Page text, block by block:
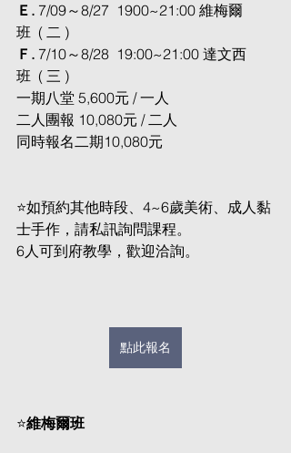
Ｅ. 7/09～8/27  1900~21:00 維梅爾
班  ( 二 )
Ｆ. 7/10～8/28  19:00~21:00 達文西
班  ( 三 )
一期八堂 5,600元 / 一人
二人團報 10,080元 / 二人
同時報名二期10,080元
⭐如預約其他時段、4~6歲美術、成人黏
士手作，請私訊詢問課程。
6人可到府教學，歡迎洽詢。
點此報名
⭐維梅爾班